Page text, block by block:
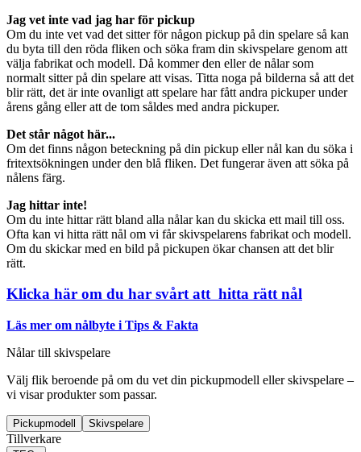
Jag vet inte vad jag har för pickup
Om du inte vet vad det sitter för någon pickup på din spelare så kan
du byta till den röda fliken och söka fram din skivspelare genom att
välja fabrikat och modell. Då kommer den eller de nålar som
normalt sitter på din spelare att visas. Titta noga på bilderna så att det
blir rätt, det är inte ovanligt att spelare har fått andra pickuper under
årens gång eller att de tom såldes med andra pickuper.
Det står något här...
Om det finns någon beteckning på din pickup eller nål kan du söka i
fritextsökningen under den blå fliken. Det fungerar även att söka på
nålens färg.
Jag hittar inte!
Om du inte hittar rätt bland alla nålar kan du skicka ett mail till oss.
Ofta kan vi hitta rätt nål om vi får skivspelarens fabrikat och modell.
Om du skickar med en bild på pickupen ökar chansen att det blir
rätt.
Klicka här om du har svårt att hitta rätt nål
Läs mer om nålbyte i Tips & Fakta
Nålar till skivspelare
Välj flik beroende på om du vet din pickupmodell eller skivspelare –
vi visar produkter som passar.
Pickupmodell Skivspelare
Tillverkare